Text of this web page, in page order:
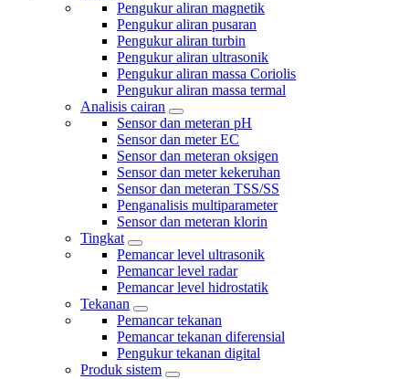
Pengukur aliran magnetik
Pengukur aliran pusaran
Pengukur aliran turbin
Pengukur aliran ultrasonik
Pengukur aliran massa Coriolis
Pengukur aliran massa termal
Analisis cairan
Sensor dan meteran pH
Sensor dan meter EC
Sensor dan meteran oksigen
Sensor dan meter kekeruhan
Sensor dan meteran TSS/SS
Penganalisis multiparameter
Sensor dan meteran klorin
Tingkat
Pemancar level ultrasonik
Pemancar level radar
Pemancar level hidrostatik
Tekanan
Pemancar tekanan
Pemancar tekanan diferensial
Pengukur tekanan digital
Produk sistem